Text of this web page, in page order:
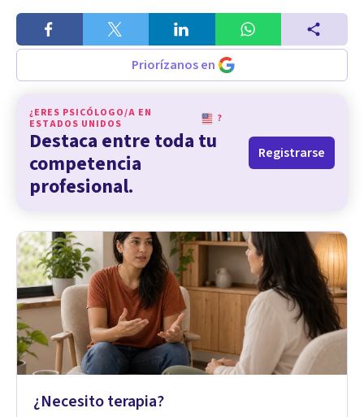
Priorízanos en
¿ERES PSICÓLOGO/A EN
ESTADOS UNIDOS
?
Destaca entre toda tu
competencia
profesional.
Registrarse
¿Necesito terapia?